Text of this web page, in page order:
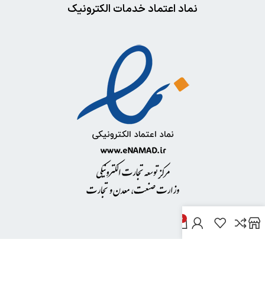
نماد اعتماد خدمات الکترونیک
0